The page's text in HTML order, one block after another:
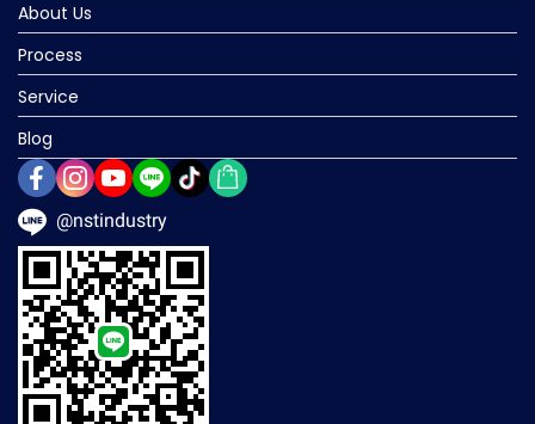
About Us
Process
Service
Blog
@nstindustry